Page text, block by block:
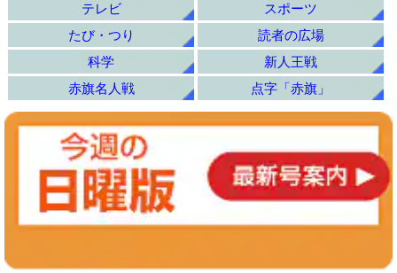
テレビ
スポーツ
たび・つり
読者の広場
科学
新人王戦
赤旗名人戦
点字「赤旗」